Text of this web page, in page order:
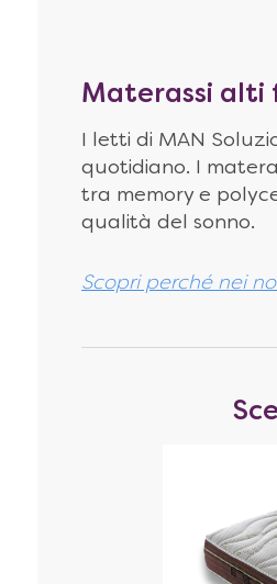
Materassi alti
I letti di MAN
quotidiano. I
tra memory e
qualità del sonno.
Scopri perché nei